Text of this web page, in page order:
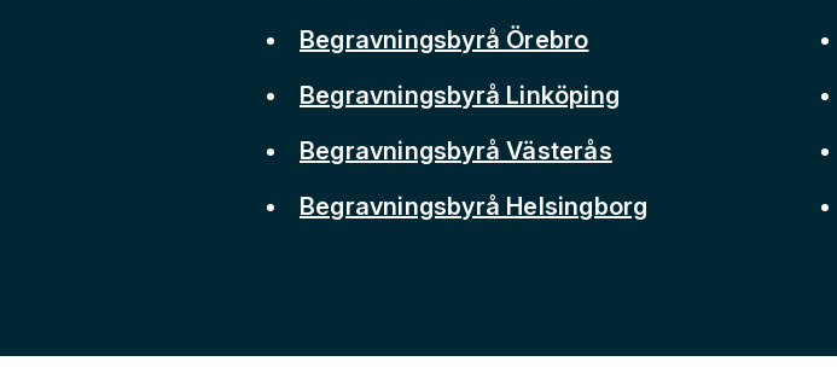
Begravningsbyrå Örebro
Begravningsbyrå Linköping
Begravningsbyrå Västerås
Begravningsbyrå Helsingborg